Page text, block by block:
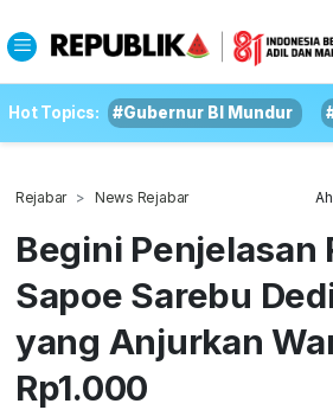
Hot Topics: #Gubernur BI Mundur
Rejabar News Rejabar
Begini Penjelasan
Sapoe Sarebu
yang Anjurkan
Rp1.000